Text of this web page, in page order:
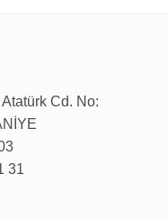
Cd. No:
31